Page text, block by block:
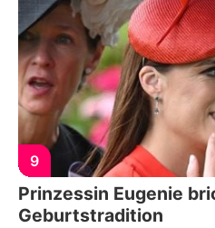
9
Prinzessin Eugenie
Geburtstradition